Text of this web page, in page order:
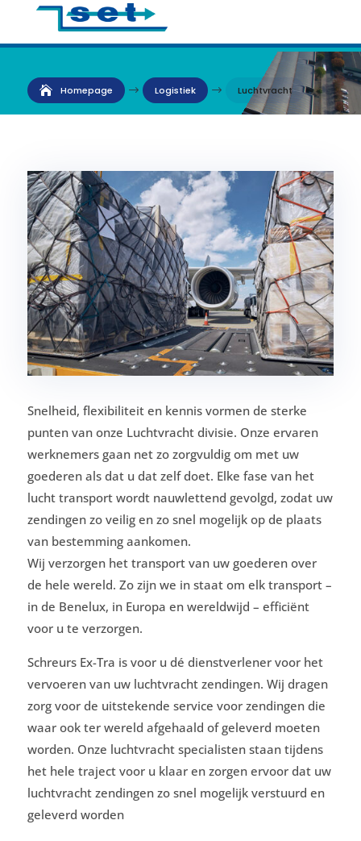
Luchtvracht
Homepage $ Logistiek $ Luchtvracht
Snelheid, flexibiliteit en kennis vormen de sterke
punten van onze Luchtvracht divisie. Onze ervaren
werknemers gaan net zo zorgvuldig om met uw
goederen als dat u dat zelf doet. Elke fase van het
lucht transport wordt nauwlettend gevolgd, zodat uw
zendingen zo veilig en zo snel mogelijk op de plaats
van bestemming aankomen.
Wij verzorgen het transport van uw goederen over
de hele wereld. Zo zijn we in staat om elk transport –
in de Benelux, in Europa en wereldwijd – efficiënt
voor u te verzorgen.
Schreurs Ex-Tra is voor u dé dienstverlener voor het
vervoeren van uw luchtvracht zendingen. Wij dragen
zorg voor de uitstekende service voor zendingen die
waar ook ter wereld afgehaald of geleverd moeten
worden. Onze luchtvracht specialisten staan tijdens
het hele traject voor u klaar en zorgen ervoor dat uw
luchtvracht zendingen zo snel mogelijk verstuurd en
geleverd worden